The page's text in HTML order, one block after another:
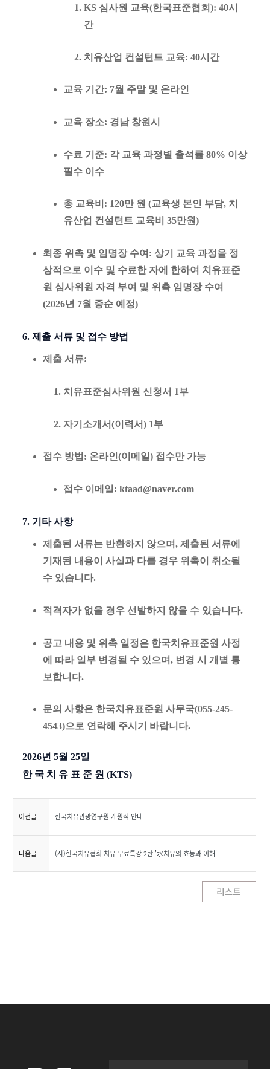
KS 심사원 교육(한국표준협회): 40시
간
치유산업 컨설턴트 교육: 40시간
교육 기간: 7월 주말 및 온라인
교육 장소: 경남 창원시
수료 기준: 각 교육 과정별 출석률 80% 이상
필수 이수
총 교육비 : 120만 원 (교육생 본인 부담, 치
유산업 컨설턴트 교육비 35만원)
최종 위촉 및 임명장 수여 : 상기 교육 과정을 정
상적으로 이수 및 수료한 자에 한하여 치유표준
원 심사위원 자격 부여 및 위촉 임명장 수여
(2026년 7월 중순 예정)
6. 제출 서류 및 접수 방법
제출 서류:
치유표준심사위원 신청서 1부
자기소개서(이력서) 1부
접수 방법 : 온라인(이메일) 접수만 가능
접수 이메일 :ktaad@naver.com
7. 기타 사항
제출된 서류는 반환하지 않으며, 제출된 서류에
기재된 내용이 사실과 다를 경우 위촉이 취소될
수 있습니다.
적격자가 없을 경우 선발하지 않을 수 있습니다.
공고 내용 및 위촉 일정은 한국치유표준원 사정
에 따라 일부 변경될 수 있으며, 변경 시 개별 통
보합니다.
문의 사항은 한국치유표준원 사무국(055-245-
4543)으로 연락해 주시기 바랍니다.
2026년 5월 25일
한 국 치 유 표 준 원 (KTS)
이전글 한국치유관광연구원 개원식 안내
다음글 (사)한국치유협회 치유 무료특강 2탄 '水치유의 효능과 이해'